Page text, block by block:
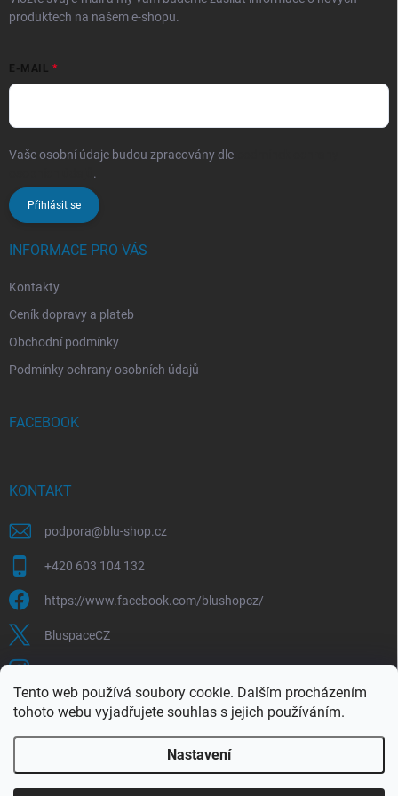
Tento web používá soubory cookie. Dalším procházením
tohoto webu vyjadřujete souhlas s jejich používáním.
Nastavení
produktech na našem e-shopu.
E-MAIL
Vaše osobní údaje budou zpracovány dle
.
Přihlásit se
INFORMACE PRO VÁS
Kontakty
Ceník dopravy a plateb
Obchodní podmínky
Podmínky ochrany osobních údajů
FACEBOOK
KONTAKT
podpora@blu-shop.cz
+420 603 104 132
https://www.facebook.com/blushopcz/
BluspaceCZ
bluspace.cz_blushop.cz
Blu-space.cz Blu-shop.cz Štěpán Čermák